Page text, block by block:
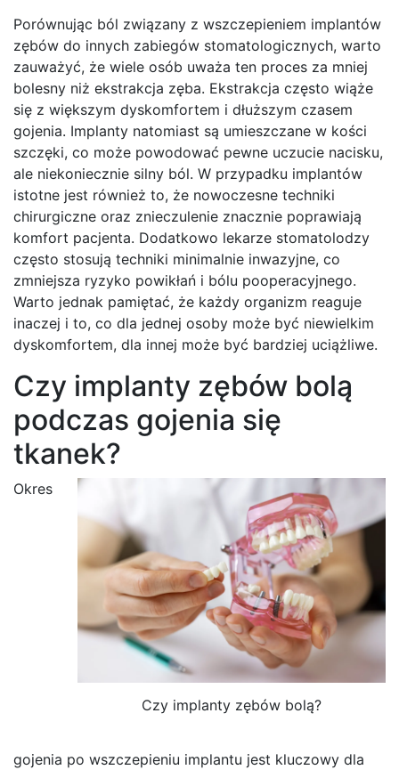
Porównując ból związany z wszczepieniem implantów
zębów do innych zabiegów stomatologicznych, warto
zauważyć, że wiele osób uważa ten proces za mniej
bolesny niż ekstrakcja zęba. Ekstrakcja często wiąże
się z większym dyskomfortem i dłuższym czasem
gojenia. Implanty natomiast są umieszczane w kości
szczęki, co może powodować pewne uczucie nacisku,
ale niekoniecznie silny ból. W przypadku implantów
istotne jest również to, że nowoczesne techniki
chirurgiczne oraz znieczulenie znacznie poprawiają
komfort pacjenta. Dodatkowo lekarze stomatolodzy
często stosują techniki minimalnie inwazyjne, co
zmniejsza ryzyko powikłań i bólu pooperacyjnego.
Warto jednak pamiętać, że każdy organizm reaguje
inaczej i to, co dla jednej osoby może być niewielkim
dyskomfortem, dla innej może być bardziej uciążliwe.
Czy implanty zębów bolą
podczas gojenia się
tkanek?
Czy implanty zębów bolą?
Okres
gojenia po wszczepieniu implantu jest kluczowy dla